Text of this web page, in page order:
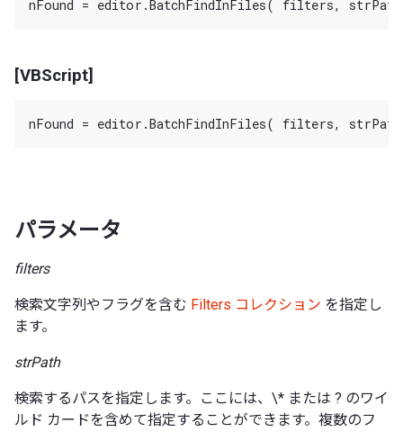
[VBScript]
パラメータ
filters
検索文字列やフラグを含む Filters コレクション を指定し
ます。
strPath
検索するパスを指定します。ここには、\* または ? のワイ
ルド カードを含めて指定することができます。複数のフ